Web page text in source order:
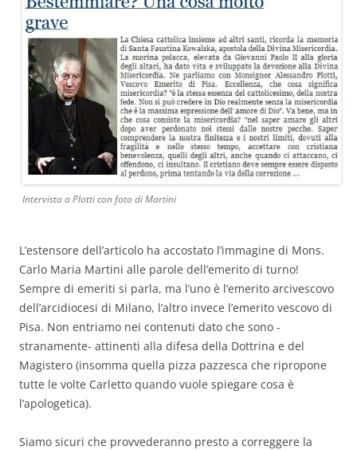
Intervista a Plotti con foto di Martini
L’estensore dell’articolo ha accostato l’immagine di Mons.
Carlo Maria Martini alle parole dell’emerito di turno!
Sempre di emeriti si parla, ma l’uno è l’emerito arcivescovo
dell’arcidiocesi di Milano, l’altro invece l’emerito vescovo di
Pisa. Non entriamo nei contenuti dato che sono -
stranamente- attinenti alla difesa della Dottrina e del
Magistero (insomma quella pizza pazzesca che ripropone
tutte le volte Carletto quando vuole spiegare cosa è
l’apologetica).
Siamo sicuri che provvederanno presto a correggere la